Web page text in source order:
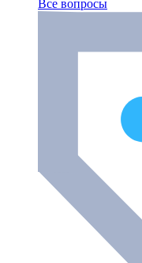
Все вопросы